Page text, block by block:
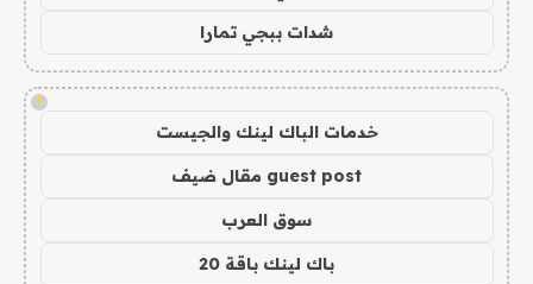
شدات ببجي تمارا
!
خدمات الباك لينك والجيست
guest post مقال ضيف
سوق العرب
باك لينك باقة 20